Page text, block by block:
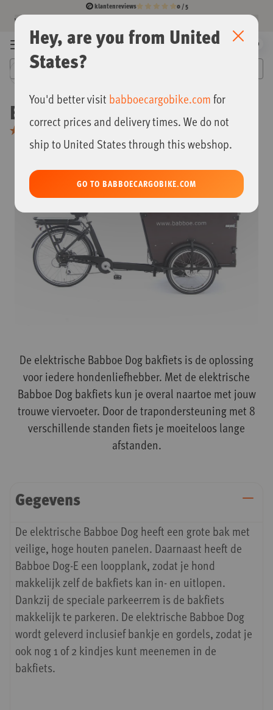
klantenreviews 0 / 5
Winnaar
door heel België
Diverse betaalmogelijkheden
dé bakfietsspecialist
Ga
naar
de
inhoud
Menu 0
Babboe Dog-E
einde
de
afbeeldingen-
naar
het
begin
van
afbeeldingen-
gallerij
De elektrische Babboe Dog bakfiets is de oplossing
voor iedere hondenliefhebber. Met de elektrische
Babboe Dog bakfiets kun je overal naartoe met jouw
trouwe viervoeter. Door de trapondersteuning met 8
verschillende standen fiets je moeiteloos lange
afstanden.
Gegevens
De elektrische Babboe Dog heeft een grote bak met
veilige, hoge houten panelen. Daarnaast heeft de
Babboe Dog-E een loopplank, zodat je hond
makkelijk zelf de bakfiets kan in- en uitlopen.
Dankzij de speciale parkeerrem is de bakfiets
makkelijk te parkeren. De elektrische Babboe Dog
wordt geleverd inclusief bankje en gordels, zodat je
ook nog 1 of 2 kindjes kunt meenemen in de
bakfiets.
Hey, are you from United
States?
You'd better visit babboecargobike.comfor
correct prices and delivery times. We do not
ship to United States through this webshop.
GO TO BABBOECARGOBIKE.COM